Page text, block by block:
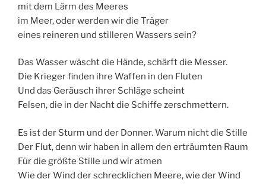
mit dem Lärm des Meeres
im Meer, oder werden wir die Träger
eines reineren und stilleren Wassers sein?
Das Wasser wäscht die Hände, schärft die Messer.
Die Krieger finden ihre Waffen in den Fluten
Und das Geräusch ihrer Schläge scheint
Felsen, die in der Nacht die Schiffe zerschmettern.
Es ist der Sturm und der Donner. Warum nicht die Stille
Der Flut, denn wir haben in allem den erträumten Raum
Für die größte Stille und wir atmen
Wie der Wind der schrecklichen Meere, wie der Wind